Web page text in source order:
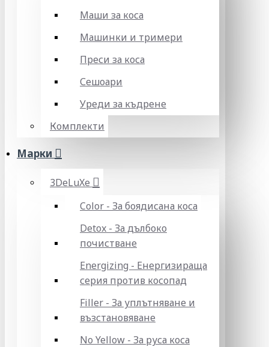
Маши за коса
Машинки и тримери
Преси за коса
Сешоари
Уреди за къдрене
Комплекти
Марки
3DeLuXe
Color - За боядисана коса
Detox - За дълбоко
почистване
Energizing - Енергизираща
серия против косопад
Filler - За уплътняване и
възстановяване
No Yellow - За руса коса